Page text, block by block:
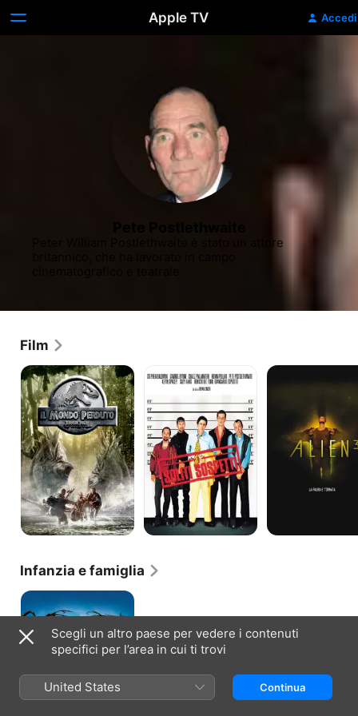
Apple TV Accedi
Peter William Postlethwaite è stato un attore
Film
Il
Mondo
Perduto:
Jurassic
Park
soliti
sospetti
Alien
Infanzia e famiglia
James
e
pesca
gigante
Scegli un altro paese per vedere i contenuti
specifici per l’area in cui ti trovi
United States Continua